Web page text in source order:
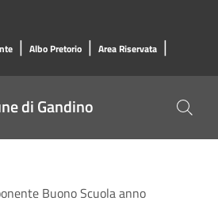
| Albo Pretorio | Area Riservata |
di Gandino
Buono Scuola anno